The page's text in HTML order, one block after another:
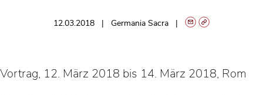
12.03.2018 Germania Sacra
Vortrag, 12. März 2018 bis 14. März 2018, Rom